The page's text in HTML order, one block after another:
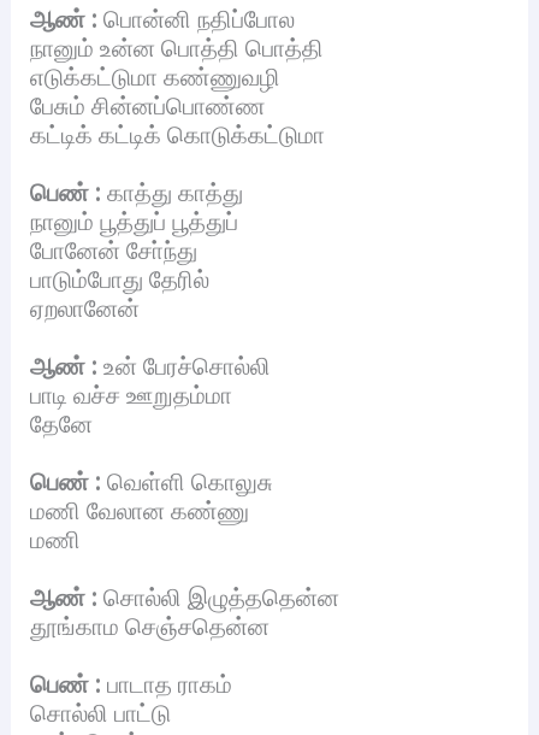
ஆண் : பொன்னி நதிப்போல
நானும் உன்ன பொத்தி பொத்தி
எடுக்கட்டுமா கண்ணுவழி
பேசும் சின்னப்பொண்ண
கட்டிக் கட்டிக் கொடுக்கட்டுமா
பெண் : காத்து காத்து
நானும் பூத்துப் பூத்துப்
போனேன் சோ்ந்து
பாடும்போது தேரில்
ஏறலானேன்
ஆண் : உன் பேரச்சொல்லி
பாடி வச்ச ஊறுதம்மா
தேனே
பெண் : வெள்ளி கொலுசு
மணி வேலான கண்ணு
மணி
ஆண் : சொல்லி இழுத்ததென்ன
தூங்காம செஞ்சதென்ன
பெண் : பாடாத ராகம்
சொல்லி பாட்டு